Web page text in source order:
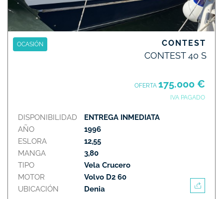
OCASIÓN CONTEST
CONTEST 40 S
OFERTA 175.000 €
IVA PAGADO
DISPONIBILIDAD
AÑO
ESLORA
MANGA
TIPO
MOTOR
UBICACIÓN
ENTREGA INMEDIATA
1996
12,55
3,80
Vela Crucero
Volvo D2 60
Denia